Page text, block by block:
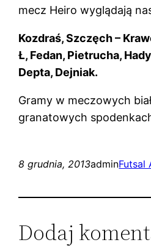
mecz Heiro wyglądają
Kozdraś, Szczęch –
Ł, Fedan, Pietrucha,
Depta, Dejniak.
Gramy w meczowych
granatowych
8 grudnia, 2013adminFutsal
Dodaj